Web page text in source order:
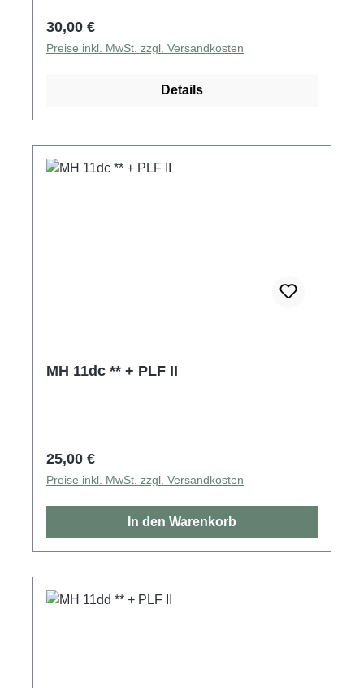
Regulärer Preis:
30,00 €
Preise inkl. MwSt. zzgl. Versandkosten
Details
MH 11dc ** + PLF II
Regulärer Preis:
25,00 €
Preise inkl. MwSt. zzgl. Versandkosten
In den Warenkorb